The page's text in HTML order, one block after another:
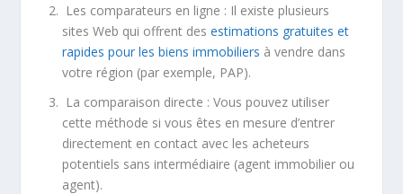
Les comparateurs en ligne : Il existe plusieurs
sites Web qui offrent desestimations gratuites et
rapides pour les biens immobiliers à vendre dans
votre région (par exemple, PAP).
La comparaison directe : Vous pouvez utiliser
cette méthode si vous êtes en mesure d’entrer
directement en contact avec les acheteurs
potentiels sans intermédiaire (agent immobilier ou
agent).